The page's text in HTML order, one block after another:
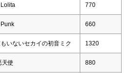
770
660
いないセカイの初音ミク 1320
使 880